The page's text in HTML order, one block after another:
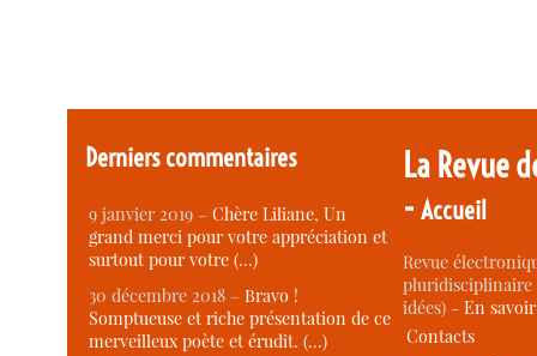
Derniers commentaires
9 janvier 2019 –Chère Liliane, Un
grand merci pour votre appréciation et
surtout pour votre (…)
30 décembre 2018 –Bravo !
Somptueuse et riche présentation de ce
merveilleux poète et érudit. (…)
La Revue
-Accueil
Revue
idées) -En
Contacts